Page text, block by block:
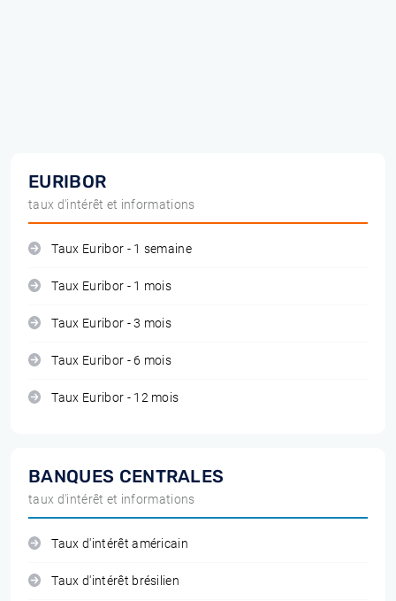
EURIBOR
taux d'intérêt et informations
Taux Euribor - 1 semaine
Taux Euribor - 1 mois
Taux Euribor - 3 mois
Taux Euribor - 6 mois
Taux Euribor - 12 mois
BANQUES CENTRALES
taux d'intérêt et informations
Taux d'intérêt américain
Taux d'intérêt brésilien